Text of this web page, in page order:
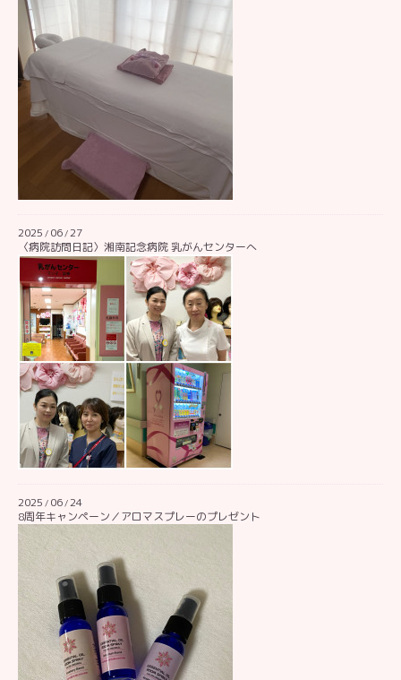
2025 / 06/27
〈病院訪問日記〉湘南記念病院 乳がんセンターへ
2025 / 06/24
8周年キャンペーン／アロマスプレーのプレゼント